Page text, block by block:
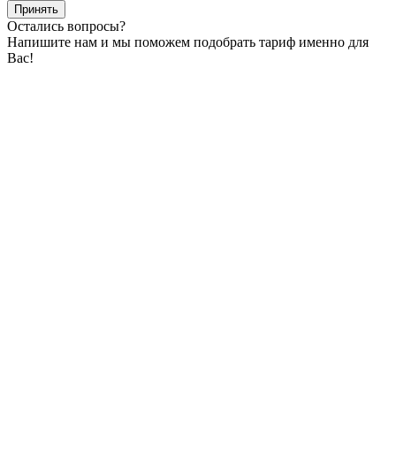
Принять
Остались вопросы?
Напишите нам и мы поможем подобрать тариф именно для
Вас!